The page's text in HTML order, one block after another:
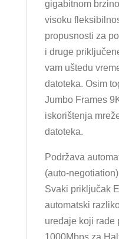
gigabitnom
visoku
propusnosti za
i druge
vam uštedu
datoteka. Osim
Jumbo Frames
iskorištenja
datoteka.
Podržava
(auto-
Svaki priključak
automatski
uređaje koji rade
1000Mbps za